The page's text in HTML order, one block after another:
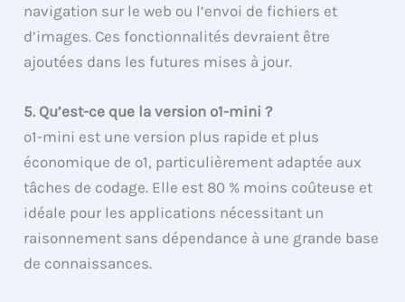
navigation sur le web ou l’envoi de fichiers et
d’images. Ces fonctionnalités devraient être
ajoutées dans les futures mises à jour.
5. Qu’est-ce que la version o1-mini ?
o1-mini est une version plus rapide et plus
économique de o1, particulièrement adaptée aux
tâches de codage. Elle est 80 % moins coûteuse et
idéale pour les applications nécessitant un
raisonnement sans dépendance à une grande base
de connaissances.